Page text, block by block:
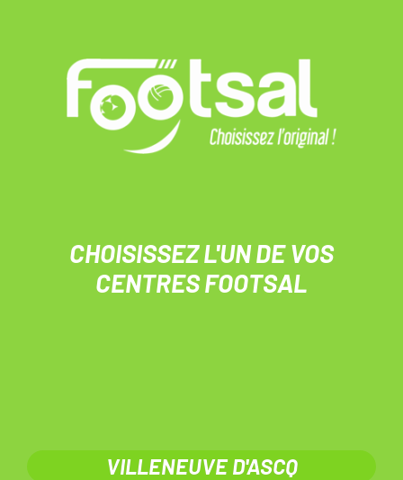
CHOISISSEZ L'UN DE VOS
CENTRES FOOTSAL
VILLENEUVE D'ASCQ